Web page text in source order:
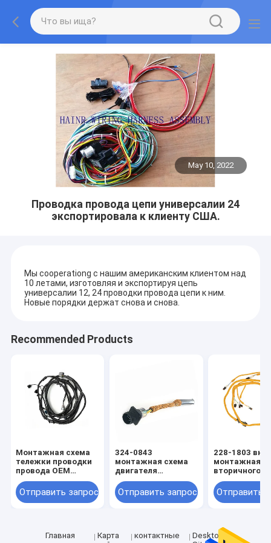
May 10, 2022
Проводка провода цепи универсалии 24
экспортировала к клиенту США.
Мы cooperationg с нашим американским клиентом над
10 летами, изготовляя и экспортируя цепь
универсалии 12, 24 проводки провода цепи к ним.
Новые порядки держат снова и снова.
Recommended Products
Монтажная схема
тележки проводки
провода OEM
Controle Cabo
4449447 двигателей
Отправить запрос
324-0843
монтажная схема
двигателя
гусеницы проводки
824C 824H провода
OEM
Отправить запрос
228-1803
монтажная
вторичного
монтажной
двигателя
Отправить
Главная
Карта
контактные
Desktop